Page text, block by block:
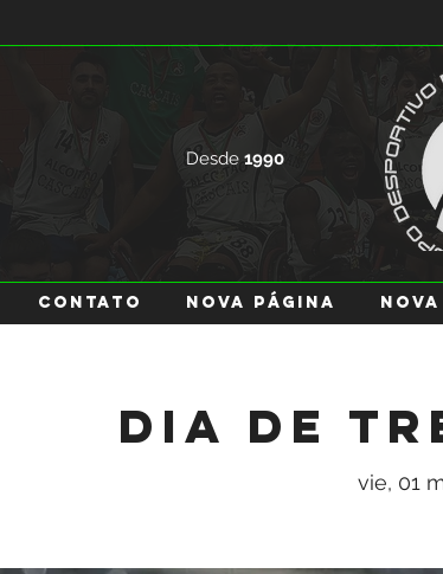
Desde 1990
Contato Nova página
Dia de
vie, 01